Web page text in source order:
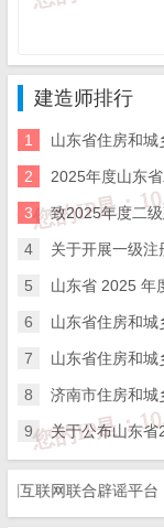
本软件仅用个人
迎大家购买正版
免 责 告 知
片等资料）版权
未经作者同意，
二、著作权人发
及时联系我们给
在收到相关投诉
三、本站发布的
用正版软件，不
四、本站的文字
时请您务必先跟
五、免责声明方
建造师排行
1 山东省住房和城乡建设
2 2025年度山东
3 致2025年度二级
4 关于开展一级注
5 山东省 2025 年
6 山东省住房和城乡建设
7 山东省住房和城乡建设厅
8 济南市住房和城乡建设局
9 关于公布山东省
网联合辟谣平台